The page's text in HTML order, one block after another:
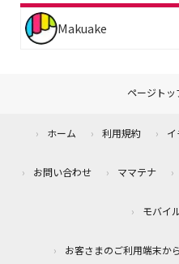
Makuake
ページトッ
ホーム 利用規約
お問い合わせ ママテナ
モバイ
お客さまのご利用端末か